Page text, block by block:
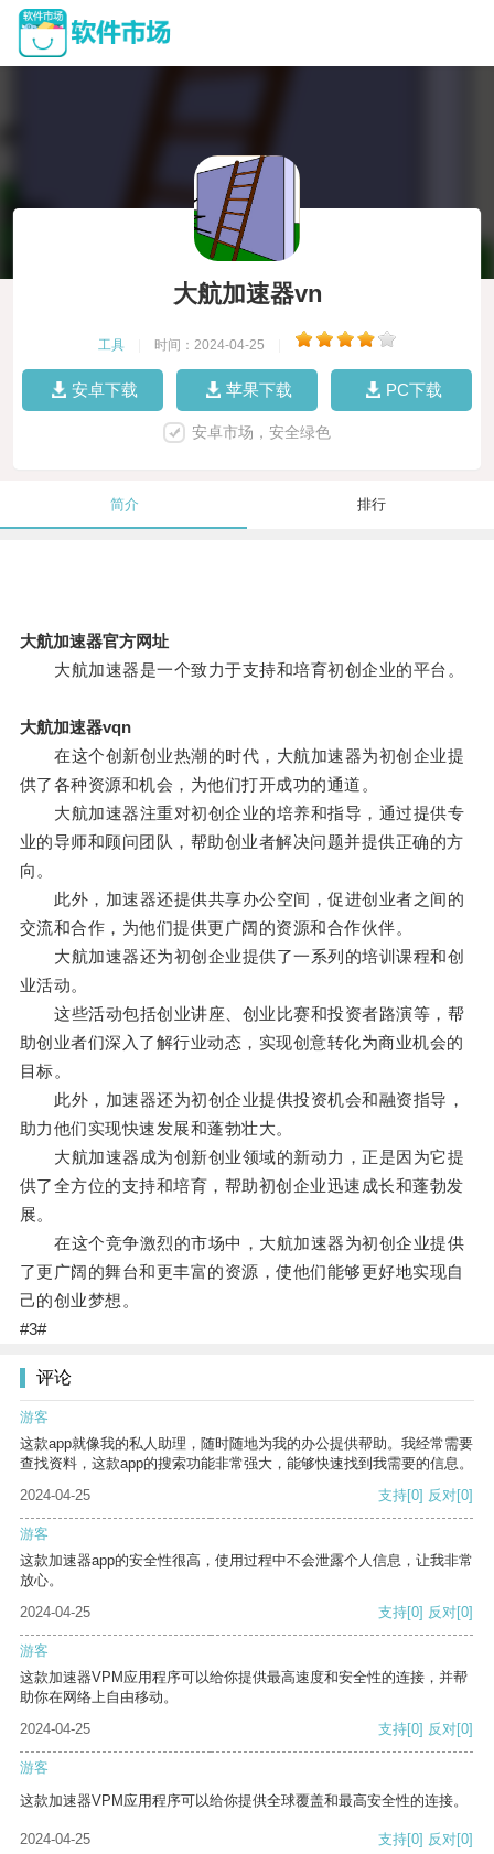
大航加速器vn
工具 时间：2024-04-25
安卓下载 苹果下载 PC下载
安卓市场，安全绿色
简介 排行
大航加速器官方网址
大航加速器是一个致力于支持和培育初创企业的平台。
大航加速器vqn
在这个创新创业热潮的时代，大航加速器为初创企业提
供了各种资源和机会，为他们打开成功的通道。
大航加速器注重对初创企业的培养和指导，通过提供专
业的导师和顾问团队，帮助创业者解决问题并提供正确的方
向。
此外，加速器还提供共享办公空间，促进创业者之间的
交流和合作，为他们提供更广阔的资源和合作伙伴。
大航加速器还为初创企业提供了一系列的培训课程和创
业活动。
这些活动包括创业讲座、创业比赛和投资者路演等，帮
助创业者们深入了解行业动态，实现创意转化为商业机会的
目标。
此外，加速器还为初创企业提供投资机会和融资指导，
助力他们实现快速发展和蓬勃壮大。
大航加速器成为创新创业领域的新动力，正是因为它提
供了全方位的支持和培育，帮助初创企业迅速成长和蓬勃发
展。
在这个竞争激烈的市场中，大航加速器为初创企业提供
了更广阔的舞台和更丰富的资源，使他们能够更好地实现自
己的创业梦想。
#3#
评论
游客
这款app就像我的私人助理，随时随地为我的办公提供帮助。我经常需要
查找资料，这款app的搜索功能非常强大，能够快速找到我需要的信息。
2024-04-25
支持[0] 反对[0]
游客
这款加速器app的安全性很高，使用过程中不会泄露个人信息，让我非常
放心。
2024-04-25
支持[0] 反对[0]
游客
这款加速器VPM应用程序可以给你提供最高速度和安全性的连接，并帮
助你在网络上自由移动。
2024-04-25
支持[0] 反对[0]
游客
这款加速器VPM应用程序可以给你提供全球覆盖和最高安全性的连接。
2024-04-25 支持[0] 反对[0]